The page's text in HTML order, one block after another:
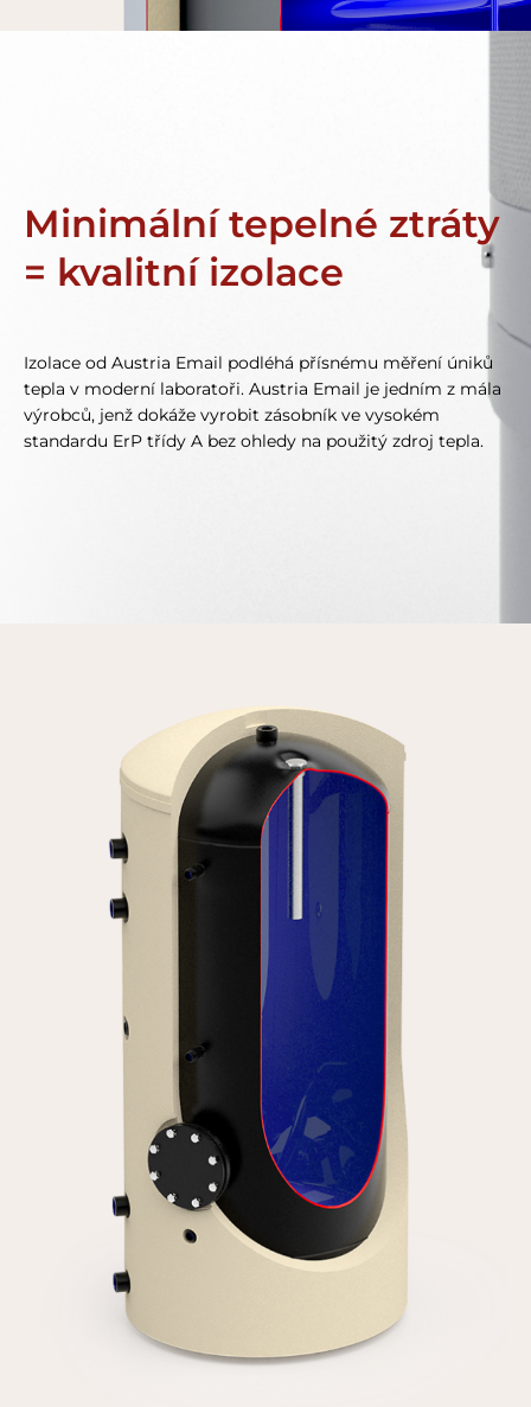
Minimální tepelné ztráty
= kvalitní izolace
Izolace od Austria Email podléhá přísnému měření úniků
tepla v moderní laboratoři. Austria Email je jedním z mála
výrobců, jenž dokáže vyrobit zásobník ve vysokém
standardu ErP třídy A bez ohledy na použitý zdroj tepla.